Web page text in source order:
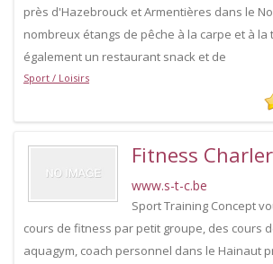
près d'Hazebrouck et Armentières dans le
nombreux étangs de pêche à la carpe et à la
également un restaurant snack et de
Sport / Loisirs
Fitness
www.s-t-c.be
Sport Training Concept
cours de fitness par petit groupe, des cours
aquagym, coach personnel dans le Hainaut